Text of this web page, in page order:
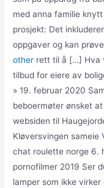
med anna familie
prosjekt: Det
oppgaver og kan
other rett til å […] Hva
tilbud for eiere av
» 19. februar 2020
beboermøter ønsket
websiden til
Kløversvingen sameie
chat roulette norge 6.
pornofilmer 2019 Ser
lamper som ikke